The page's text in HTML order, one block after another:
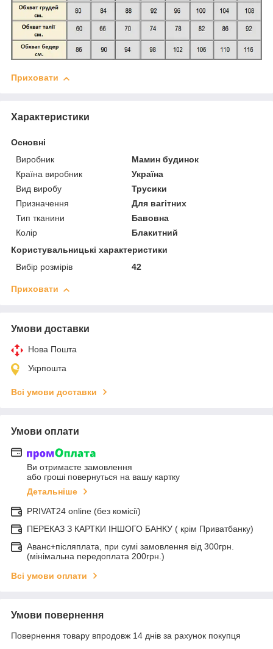
Приховати
Характеристики
Основні
Виробник
Мамин будинок
Країна виробник
Україна
Вид виробу
Трусики
Призначення
Для вагітних
Тип тканини
Бавовна
Колір
Блакитний
Користувальницькі характеристики
Вибір розмірів
42
Приховати
Умови доставки
Нова Пошта
Укрпошта
Всі умови доставки
Умови оплати
Ви отримаєте замовлення
або гроші повернуться на вашу картку
Детальніше
PRIVAT24 online (без комісії)
ПЕРЕКАЗ З КАРТКИ ІНШОГО БАНКУ ( крім Приватбанку)
Аванс+післяплата, при сумі замовлення від 300грн.
(мінімальна передоплата 200грн.)
Всі умови оплати
Умови повернення
Повернення товару впродовж 14 днів за рахунок покупця